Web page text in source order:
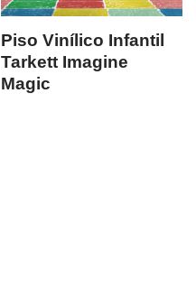
Piso Vinílico Infantil
Tarkett Imagine
Magic